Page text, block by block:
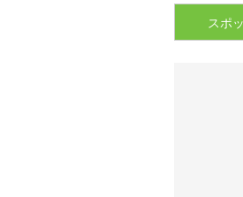
スポ